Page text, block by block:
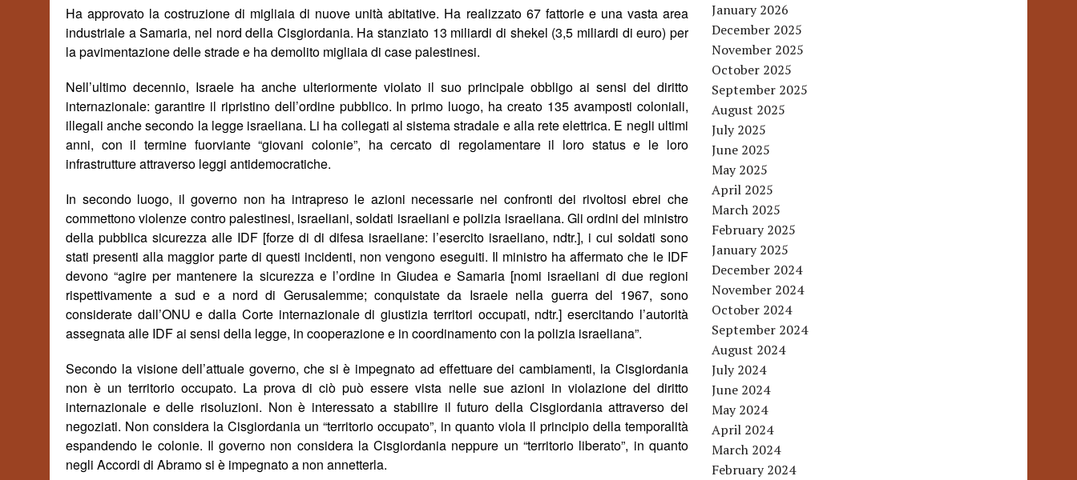
Ha approvato la costruzione di migliaia di nuove unitàabitative. Ha realizzato 67 fattorie e una vasta area
industriale a Samaria, nel nord della Cisgiordania. Ha stanziato 13 miliardi di shekel (3,5 miliardi di euro) per
la pavimentazione delle strade e ha demolito migliaia di case palestinesi.
Nell’ultimo decennio, Israele ha anche ulteriormente violato il suo principale obbligo ai sensi del diritto
internazionale: garantire il ripristino dell’ordine pubblico. In primo luogo, hacreato 135 avamposti coloniali,
illegali anche secondo la legge israeliana. Li ha collegati al sistema stradale e alla rete elettrica. E negli ultimi
anni, con il termine fuorviante “giovani colonie”, ha cercato di regolamentare il loro status e le loro
infrastrutture attraverso leggi antidemocratiche.
In secondo luogo, il governo non ha intrapreso le azioni necessarie nei confronti dei rivoltosi ebrei che
commettono violenze contro palestinesi, israeliani, soldati israeliani e polizia israeliana. Gli ordini del ministro
della pubblica sicurezza alle IDF [forze di di difesa israeliane: l’esercito israeliano, ndtr.], i cui soldati sono
stati presenti alla maggior parte di questi incidenti, non vengono eseguiti. Il ministro ha affermato che le IDF
devono “agire per mantenere la sicurezza e l’ordine in Giudea e Samaria [nomi israeliani di due regioni
rispettivamente a sud e a nord di Gerusalemme; conquistate da Israele nella guerra del 1967, sono
considerate dall’ONU e dalla Corte internazionale di giustizia territori occupati, ndtr.] esercitando l’autorità
assegnata alle IDF ai sensi della legge, in cooperazione e in coordinamento con la polizia israeliana”.
Secondo la visione dell’attuale governo, che si è impegnato ad effettuare dei cambiamenti, la Cisgiordania
non è un territorio occupato. La prova di ciòpuò essere vista nelle sue azioni in violazione del diritto
internazionale e delle risoluzioni. Non è interessato a stabilire il futuro della Cisgiordania attraverso dei
negoziati. Non considera la Cisgiordania un “territorio occupato”, in quanto viola il principio della temporalità
espandendo le colonie. Il governo non considera la Cisgiordania neppure un “territorio liberato”, in quanto
negli Accordi di Abramo si è impegnato a non annetterla.
January 2026
December 2025
November 2025
October 2025
September 2025
August 2025
July 2025
June 2025
May 2025
April 2025
March 2025
February 2025
January 2025
December 2024
November 2024
October 2024
September 2024
August 2024
July 2024
June 2024
May 2024
April 2024
March 2024
February 2024